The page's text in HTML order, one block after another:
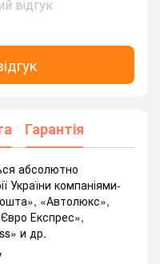
відгук
Гарантія
абсолютно
України компаніями-
«Автолюкс»,
Експрес»,
и др.